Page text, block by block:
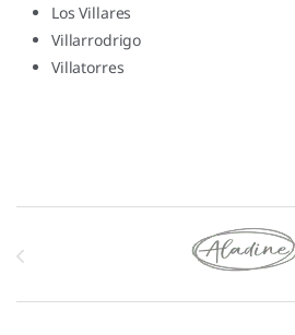
Los Villares
Villarrodrigo
Villatorres
Marcas De Carrusel